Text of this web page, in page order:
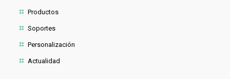
Productos
Soportes
Personalización
Actualidad